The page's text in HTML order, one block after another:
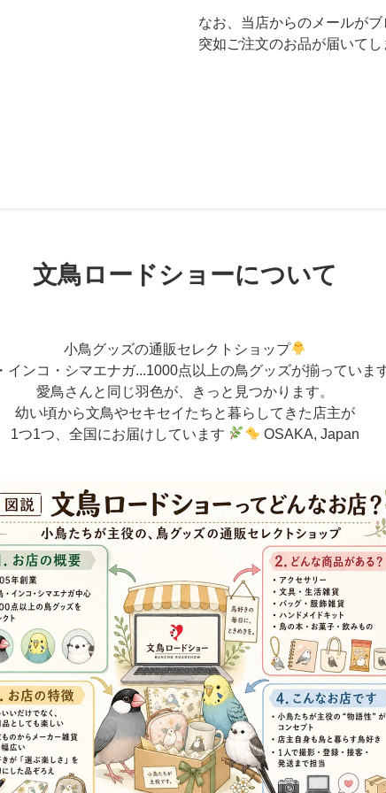
なお、当店からのメールが
突如ご注文のお品が届いて
文鳥ロードショーについて
小鳥グッズの通販セレクトショップ
インコ・シマエナガ...1000点以上の鳥グッズが揃っています
愛鳥さんと同じ羽色が、きっと見つかります。
幼い頃から文鳥やセキセイたちと暮らしてきた店主が
1つ1つ、全国にお届けしています
OSAKA, Japan